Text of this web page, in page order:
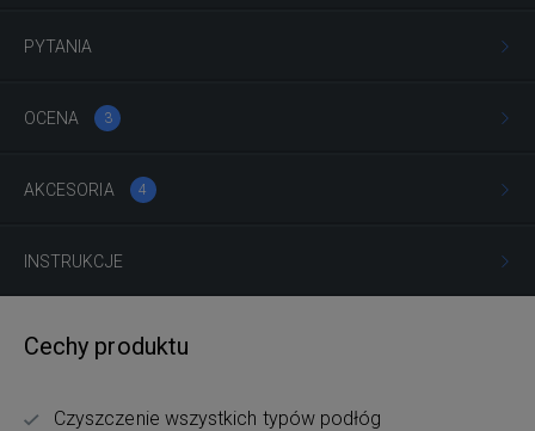
PYTANIA
OCENA 3
AKCESORIA 4
INSTRUKCJE
Cechy produktu
Czyszczenie wszystkich typów podłóg